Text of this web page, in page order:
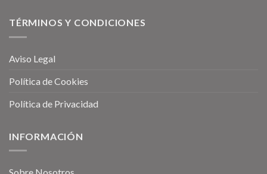
TÉRMINOS Y CONDICIONES
Aviso Legal
Política de Cookies
Política de Privacidad
INFORMACIÓN